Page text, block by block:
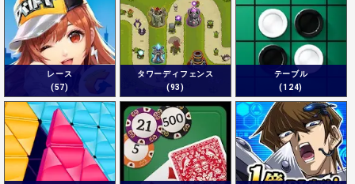
レース
(57)
タワーディフェンス
(93)
テーブル
(124)